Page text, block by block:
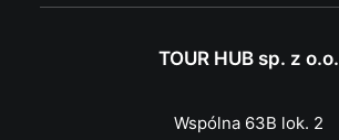
TOUR HUB sp. z o.o.
Wspólna 63B lok. 2